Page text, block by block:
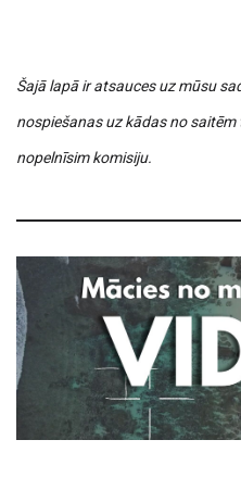
Šajā lapā ir atsauces uz mūsu
nospiešanas uz kādas no saitēm
nopelnīsim komisiju.